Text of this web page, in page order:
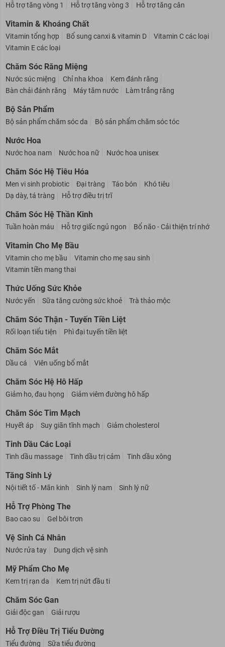
Hỗ trợ tăng vòng 1
Hỗ trợ tăng vòng 3 Hỗ trợ tăng cân
Vitamin & Khoáng Chất
Vitamin tổng hợp Bổ sung canxi & vitamin D
Vitamin C các loại
Vitamin E các loại
Chăm Sóc Răng Miệng
Nước súc miệng Chỉ nha khoa
Kem đánh răng
Bàn chải đánh răng
Máy tăm nước Làm trắng răng
Bộ Sản Phẩm
Bộ sản phẩm chăm sóc da Bộ sản phẩm chăm sóc tóc
Nước Hoa
Nước hoa nam Nước hoa nữ Nước hoa unisex
Chăm Sóc Hệ Tiêu Hóa
Men vi sinh probiotic Đại tràng Táo bón
Khó tiêu
Dạ dày, tá tràng
Hỗ trợ điều trị trĩ
Chăm Sóc Hệ Thần Kinh
Tuần hoàn máu Hỗ trợ giấc ngủ ngon Bổ não - Cải thiện trí nhớ
Vitamin Cho Mẹ Bầu
Vitamin cho mẹ bầu
Vitamin cho mẹ sau sinh
Vitamin tiền mang thai
Thức Uống Sức Khỏe
Nước yến Sữa tăng cường sức khoẻ Trà thảo mộc
Chăm Sóc Thận - Tuyến Tiền Liệt
Rối loạn tiểu tiện Phì đại tuyến tiền liệt
Chăm Sóc Mắt
Dầu cá Viên uống bổ mắt
Chăm Sóc Hệ Hô Hấp
Giảm ho, đau họng Giảm viêm đường hô hấp
Chăm Sóc Tim Mạch
Huyết áp Suy giãn tĩnh mạch Giảm cholesterol
Tinh Dầu Các Loại
Tinh dầu massage Tinh dầu trị cảm Tinh dầu xông
Tăng Sinh Lý
Nội tiết tố - Mãn kinh Sinh lý nam Sinh lý nữ
Hỗ Trợ Phòng The
Bao cao su Gel bôi trơn
Vệ Sinh Cá Nhân
Nước rửa tay Dung dịch vệ sinh
Mỹ Phẩm Cho Mẹ
Kem trị rạn da Kem trị nứt đầu ti
Chăm Sóc Gan
Giải độc gan Giải rượu
Hỗ Trợ Điều Trị Tiểu Đường
Tiểu đường Sữa tiểu đường